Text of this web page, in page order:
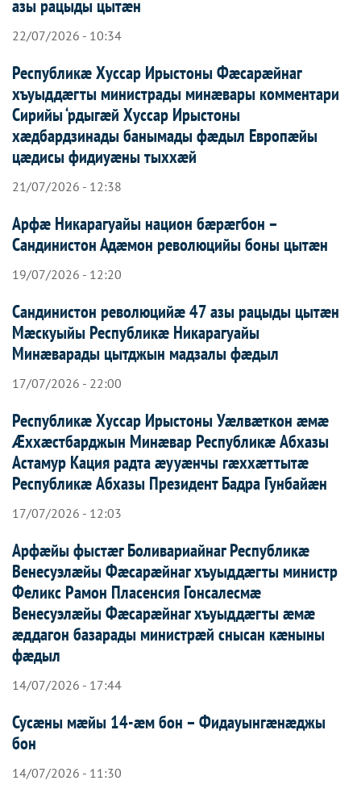
азы рацыды цытæн
22/07/2026 - 10:34
Республикæ Хуссар Ирыстоны Фæсарæйнаг
хъуыддæгты министрады минæвары комментари
Сирийы ‘рдыгæй Хуссар Ирыcтоны
хæдбардзинады банымады фæдыл Европæйы
цæдисы фидиуæны тыххæй
21/07/2026 - 12:38
Арфæ Никарагуайы национ бæрæгбон –
Сандинистон Адæмон революцийы боны цытæн
19/07/2026 - 12:20
Сандинистон революцийæ 47 азы рацыды цытæн
Мæскуыйы Республикæ Никарагуайы
Минæварады цытджын мадзалы фæдыл
17/07/2026 - 22:00
Республикæ Хуссар Ирыстоны Уæлвæткон æмæ
Æххæстбарджын Минæвар Республикæ Абхазы
Астамур Кация радта æууæнчы гæххæттытæ
Республикæ Абхазы Президент Бадра Гунбайæн
17/07/2026 - 12:03
Арфæйы фыстæг Боливариайнаг Республикæ
Венесуэлæйы Фæсарæйнаг хъуыддæгты министр
Феликс Рамон Пласенсия Гонсалесмæ
Венесуэлæйы Фæсарæйнаг хъуыддæгты æмæ
æддагон базарады министрæй снысан кæныны
фæдыл
14/07/2026 - 17:44
Сусæны мæйы 14-æм бон – Фидауынгæнæджы
бон
14/07/2026 - 11:30